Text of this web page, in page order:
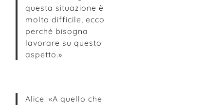
questa situazione è
molto difficile, ecco
perché bisogna
lavorare su questo
aspetto.».
Alice: «A quello che